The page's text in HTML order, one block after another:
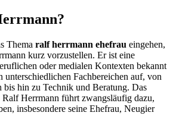
Thema ralf herrmann ehefrau eingehen,
kurz vorzustellen. Er ist eine
oder medialen Kontexten bekannt
unterschiedlichen Fachbereichen auf, von
bis hin zu Technik und Beratung. Das
Ralf Herrmann führt zwangsläufig dazu,
insbesondere seine Ehefrau, Neugier